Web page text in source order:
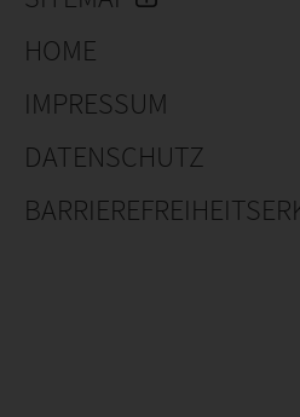
HOME
IMPRESSUM
DATENSCHUTZ